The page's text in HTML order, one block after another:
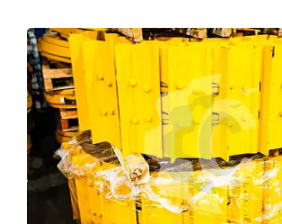
3D тур по складам
sksale@skdst.ru
+7 (499) 394-50-93